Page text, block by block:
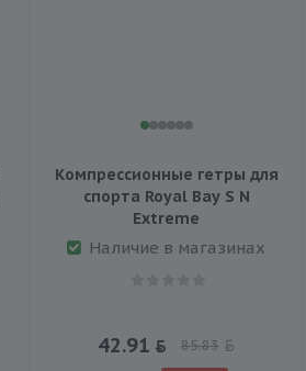
Компрессионные гетры для
спорта Royal Bay S N
Extreme
Наличие в магазинах
42.91 85.83